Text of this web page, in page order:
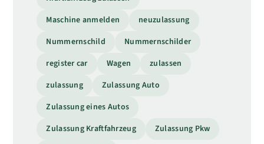
Maschine anmelden
neuzulassung
Nummernschild
Nummernschilder
register car
Wagen
zulassen
zulassung
Zulassung Auto
Zulassung eines Autos
Zulassung Kraftfahrzeug
Zulassung Pkw